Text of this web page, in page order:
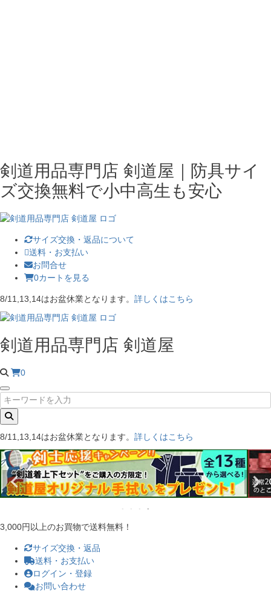
剣道用品専門店 剣道屋｜防具サイ
ズ交換無料で小中高生も安心
サイズ交換・返品について
送料・お支払い
お問合せ
0カートを見る
8/11,13,14はお盆休業となります。 詳しくはこちら
剣道用品専門店 剣道屋
0
8/11,13,14はお盆休業となります。 詳しくはこちら
3,000円以上のお買物で送料無料！
サイズ交換・返品
送料・お支払い
ログイン・登録
お問い合わせ